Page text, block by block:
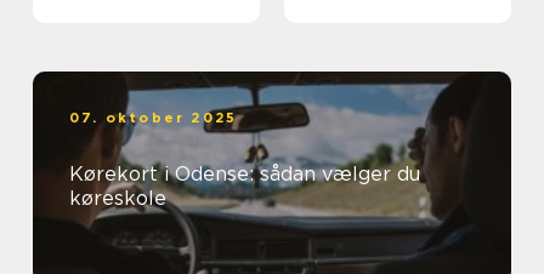
07. oktober 2025
Kørekort i Odense: sådan vælger du
køreskole